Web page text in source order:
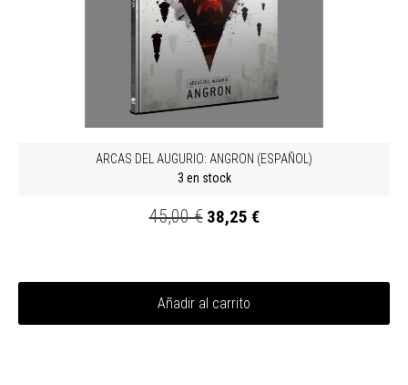
ARCAS DEL AUGURIO: ANGRON (ESPAÑOL)
3 en stock
45,00 € 38,25 €
Añadir al carrito